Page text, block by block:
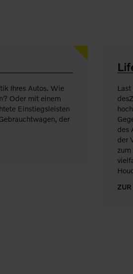
Ihres Autos. Wie
Oder mit einem
Einstiegsleisten
der
des
der